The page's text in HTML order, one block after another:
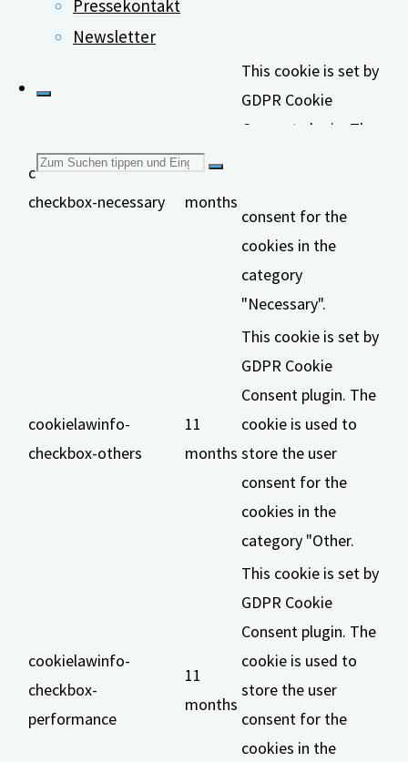
Pressekontakt
Newsletter
Suchen
cookielawinfo-
checkbox-necessary
11
months
This cookie is set by
GDPR Cookie
Consent plugin. The
consent for the
cookies in the
category
"Necessary".
cookielawinfo-
checkbox-others
11
months
This cookie is set by
GDPR Cookie
Consent plugin. The
cookie is used to
store the user
consent for the
cookies in the
category "Other.
cookielawinfo-
checkbox-
performance
11
months
This cookie is set by
GDPR Cookie
Consent plugin. The
cookie is used to
store the user
consent for the
cookies in the